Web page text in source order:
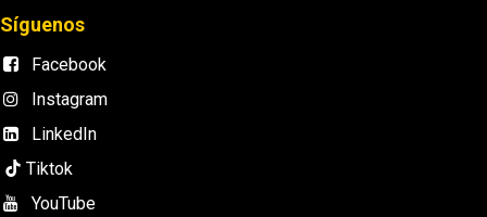
Síguenos
Facebook
Instagram
LinkedIn
Tiktok
YouTube